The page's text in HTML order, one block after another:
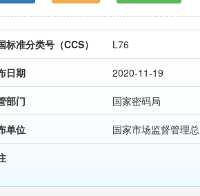
标准分类号（CCS） L76
日期 2020-11-19
部门 国家密码局
单位 国家市场监督管理